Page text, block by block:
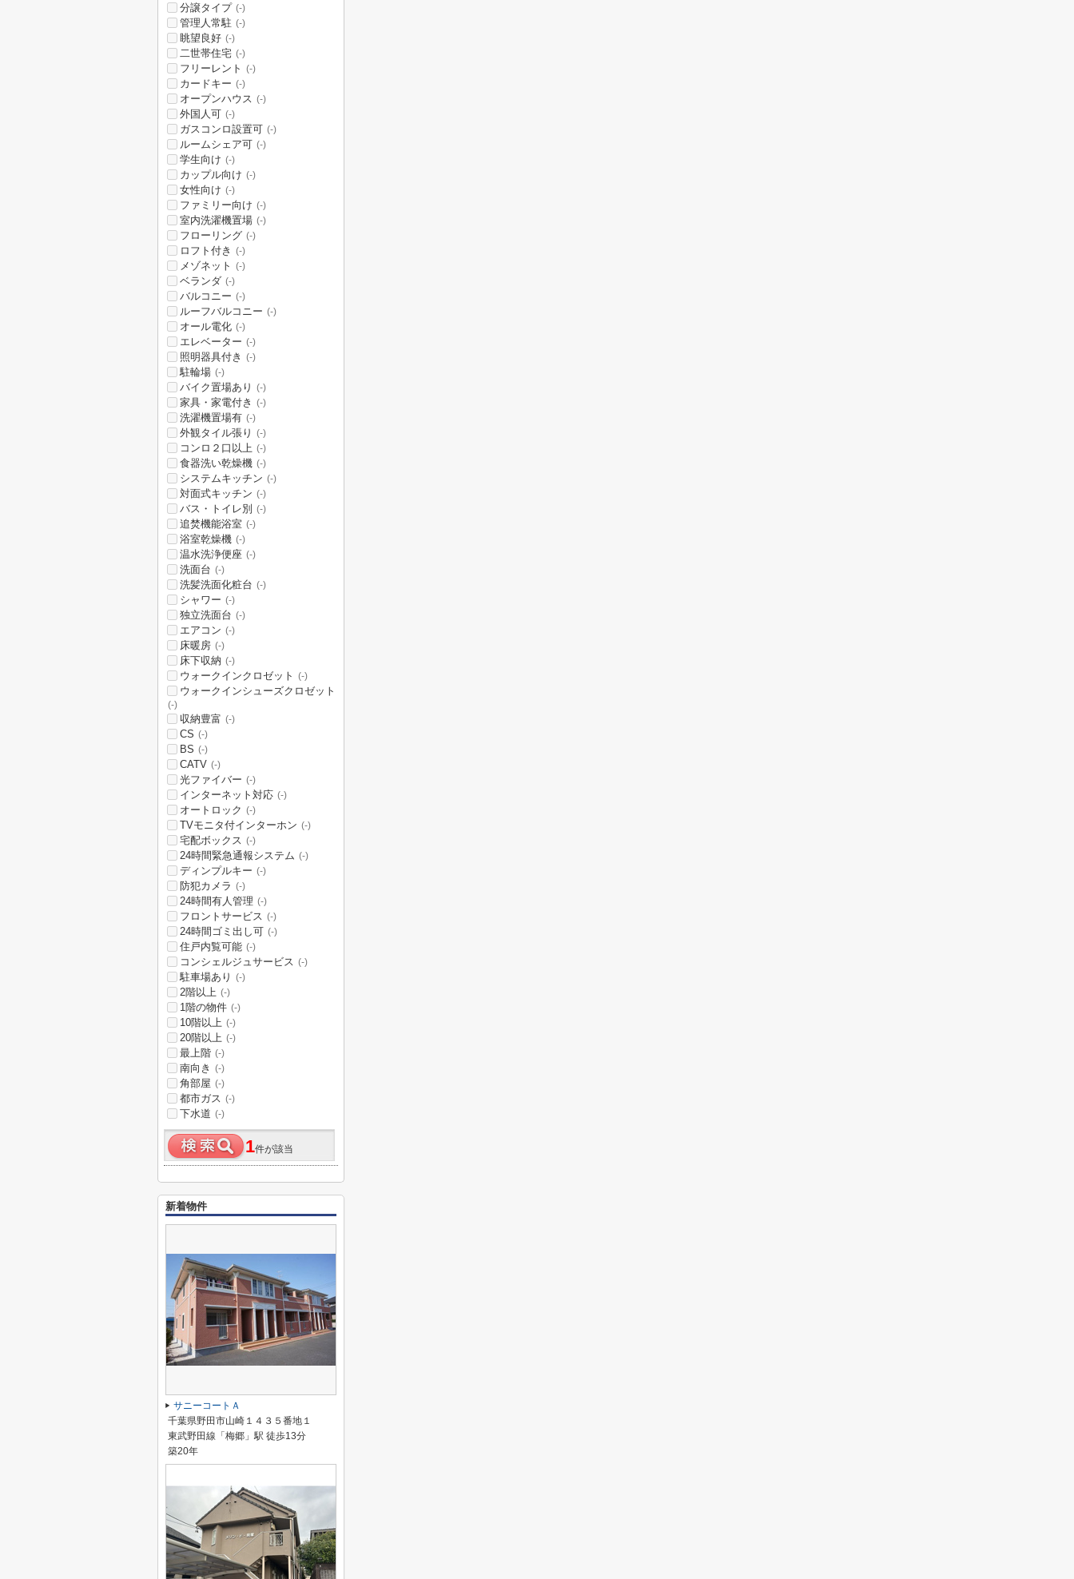
分譲タイプ (-)
管理人常駐 (-)
眺望良好 (-)
二世帯住宅 (-)
フリーレント (-)
カードキー (-)
オープンハウス (-)
外国人可 (-)
ガスコンロ設置可 (-)
ルームシェア可 (-)
学生向け (-)
カップル向け (-)
女性向け (-)
ファミリー向け (-)
室内洗濯機置場 (-)
フローリング (-)
ロフト付き (-)
メゾネット (-)
ベランダ (-)
バルコニー (-)
ルーフバルコニー (-)
オール電化 (-)
エレベーター (-)
照明器具付き (-)
駐輪場 (-)
バイク置場あり (-)
家具・家電付き (-)
洗濯機置場有 (-)
外観タイル張り (-)
コンロ２口以上 (-)
食器洗い乾燥機 (-)
システムキッチン (-)
対面式キッチン (-)
バス・トイレ別 (-)
追焚機能浴室 (-)
浴室乾燥機 (-)
温水洗浄便座 (-)
洗面台 (-)
洗髪洗面化粧台 (-)
シャワー (-)
独立洗面台 (-)
エアコン (-)
床暖房 (-)
床下収納 (-)
ウォークインクロゼット (-)
ウォークインシューズクロゼット
(-)
収納豊富 (-)
CS (-)
BS (-)
CATV (-)
光ファイバー (-)
インターネット対応 (-)
オートロック (-)
TVモニタ付インターホン (-)
宅配ボックス (-)
24時間緊急通報システム (-)
ディンプルキー (-)
防犯カメラ (-)
24時間有人管理 (-)
フロントサービス (-)
24時間ゴミ出し可 (-)
住戸内覧可能 (-)
コンシェルジュサービス (-)
駐車場あり (-)
2階以上 (-)
1階の物件 (-)
10階以上 (-)
20階以上 (-)
最上階 (-)
南向き (-)
角部屋 (-)
都市ガス (-)
下水道 (-)
1件が該当
新着物件
サニーコートＡ
千葉県野田市山崎１４３５番地１
東武野田線「梅郷」駅 徒歩13分
築20年